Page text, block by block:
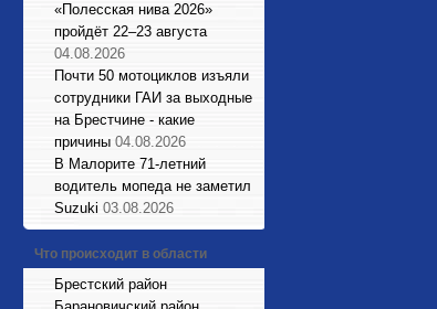
«Полесская нива 2026»
пройдёт 22–23 августа
04.08.2026
Почти 50 мотоциклов изъяли
сотрудники ГАИ за выходные
на Брестчине - какие
причины 04.08.2026
В Малорите 71-летний
водитель мопеда не заметил
Suzuki 03.08.2026
Что происходит в области
Брестский район